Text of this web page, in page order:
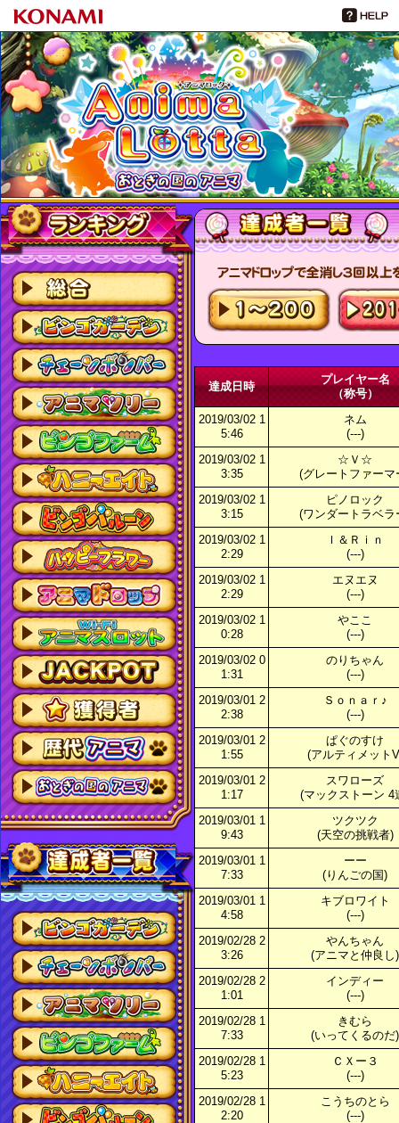
達成日時
プレイヤー名
（称号）
2019/03/02 1
5:46
ネム
(---)
2019/03/02 1
3:35
☆Ｖ☆
(グレートファーマ
2019/03/02 1
3:15
ピノロック
(ワンダートラベラ
2019/03/02 1
2:29
Ｉ＆Ｒｉｎ
(---)
2019/03/02 1
2:29
エヌエヌ
(---)
2019/03/02 1
0:28
やここ
(---)
2019/03/02 0
1:31
のりちゃん
(---)
2019/03/01 2
2:38
Ｓｏｎａｒ♪
(---)
2019/03/01 2
1:55
ぱぐのすけ
(アルティメット
2019/03/01 2
1:17
スワローズ
(マックストーン 4
2019/03/01 1
9:43
ツクツク
(天空の挑戦者)
2019/03/01 1
7:33
ーー
(りんごの国)
2019/03/01 1
4:58
キブロワイト
(---)
2019/02/28 2
3:26
やんちゃん
(アニマと仲良し)
2019/02/28 2
1:01
インディー
(---)
2019/02/28 1
7:33
きむら
(いってくるのだ)
2019/02/28 1
5:23
ＣＸー３
(---)
2019/02/28 1
2:20
こうちのとら
(---)